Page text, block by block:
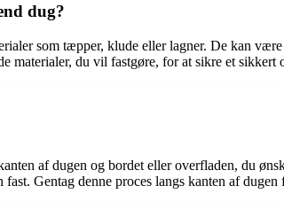
dug?
som tæpper, klude eller lagner. De kan
materialer, du vil fastgøre, for at sikre et sikkert
af dugen og bordet eller overfladen, du
Gentag denne proces langs kanten af